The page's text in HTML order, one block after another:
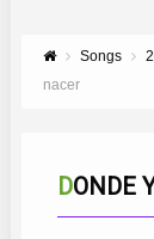
Songs
nacer